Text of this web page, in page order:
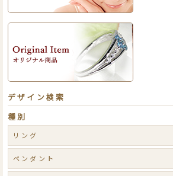
デザイン検索
種別
リング
ペンダント